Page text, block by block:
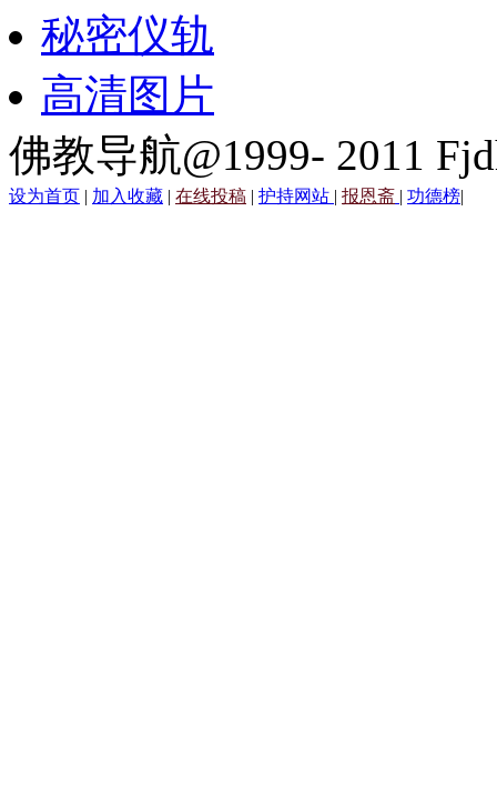
秘密仪轨
高清图片
佛教导航@1999- 2011
设为首页 | 加入收藏 | 在线投稿 | 护持网站 | 报恩斋 | 功德榜|